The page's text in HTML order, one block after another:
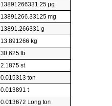
13891266331.25 µg
13891266.33125 mg
13891.266331 g
13.891266 kg
30.625 lb
2.1875 st
0.015313 ton
0.013891 t
0.013672 Long ton